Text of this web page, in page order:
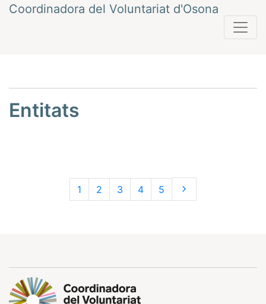
VésCoordinadora del Voluntariat d'Osona
Entitats
1 2 3 4 5